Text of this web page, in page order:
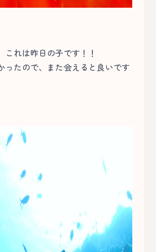
これは昨日の子です！！
ったので、また会えると良いです